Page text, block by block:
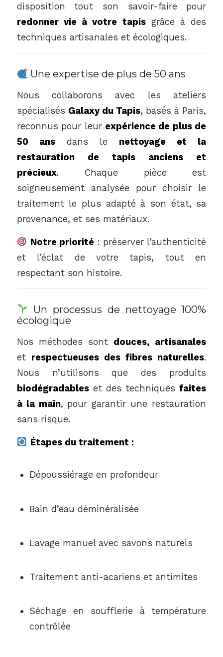
disposition tout son savoir-faire pour
redonner vie à votre tapisgrâce à des
techniques artisanales et écologiques.
Une expertise de plus de 50 ans
Nous collaborons avec les ateliers
spécialisés Galaxy du Tapis, basés à Paris,
reconnus pour leur expérience de plus de
50 ansdans le nettoyage et la
restauration de tapis anciens et
précieux. Chaque pièce est
soigneusement analysée pour choisir le
traitement le plus adapté à son état, sa
provenance, et ses matériaux.
Notre priorité: préserver l’authenticité
et l’éclat de votre tapis, tout en
respectant son histoire.
Un processus de nettoyage 100%
écologique
Nos méthodes sont douces, artisanales
et respectueuses des fibres naturelles.
Nous n’utilisons que des produits
biodégradableset des techniquesfaites
à la main, pour garantir une restauration
sans risque.
Étapes du traitement :
Dépoussiérage en profondeur
Bain d’eau déminéralisée
Lavage manuel avec savons naturels
Traitement anti-acariens et antimites
Séchage en soufflerie à température
contrôlée